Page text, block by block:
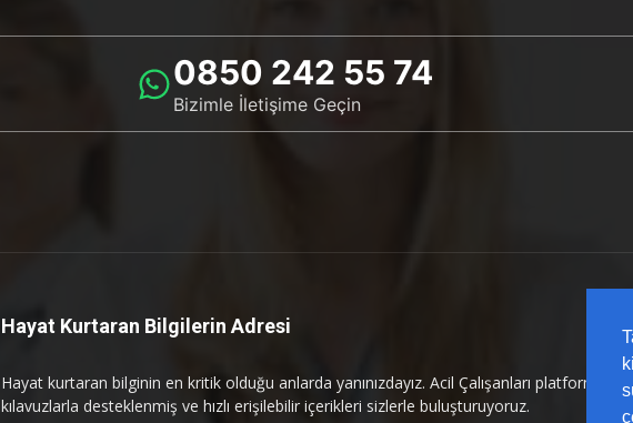
0850 242 55 74
Bizimle İletişime Geçin
Hayat Kurtaran Bilgilerin Adresi
Hayat kurtaran bilginin en kritik olduğu anlarda yanınızdayız. Acil Çalışanları platformu
kılavuzlarla desteklenmiş ve hızlı erişilebilir içerikleri sizlerle buluşturuyoruz.